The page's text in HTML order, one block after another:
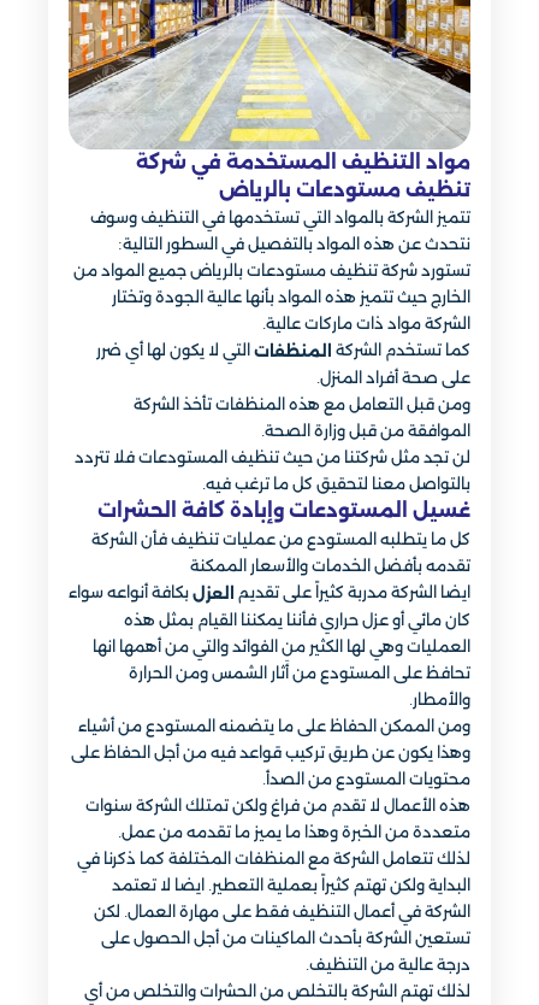
مواد التنظيف المستخدمة في شركة
تنظيف مستودعات بالرياض
تتميز الشركة بالمواد التي تستخدمها في التنظيف وسوف
نتحدث عن هذه المواد بالتفصيل في السطور التالية:
تستورد شركة تنظيف مستودعات بالرياض جميع المواد من
الخارج حيث تتميز هذه المواد بأنها عالية الجودة وتختار
الشركة مواد ذات ماركات عالية.
كما تستخدم الشركة
المنظفات التي لا يكون لها أي ضرر
على صحة أفراد المنزل.
ومن قبل التعامل مع هذه المنظفات تأخذ الشركة
الموافقة من قبل وزارة الصحة.
لن تجد مثل شركتنا من حيث تنظيف المستودعات فلا تتردد
بالتواصل معنا لتحقيق كل ما ترغب فيه.
غسيل المستودعات وإبادة كافة الحشرات
كل ما يتطلبه المستودع من عمليات تنظيف فأن الشركة
تقدمه بأفضل الخدمات والأسعار الممكنة
ايضا الشركة مدربة كثيراً على تقديم
العزل بكافة أنواعه سواء
كان مائي أو عزل حراري فأننا يمكننا القيام بمثل هذه
العمليات وهي لها الكثير من الفوائد والتي من أهمها انها
تحافظ على المستودع من أَثار الشمس ومن الحرارة
والأمطار.
ومن الممكن الحفاظ على ما يتضمنه المستودع من أشياء
وهذا يكون عن طريق تركيب قواعد فيه من أجل الحفاظ على
محتويات المستودع من الصدأ.
هذه الأعمال لا تقدم من فراغ ولكن تمتلك الشركة سنوات
متعددة من الخبرة وهذا ما يميز ما تقدمه من عمل.
لذلك تتعامل الشركة مع المنظفات المختلفة كما ذكرنا في
البداية ولكن تهتم كثيراً بعملية التعطير. ايضا لا تعتمد
الشركة في أعمال التنظيف فقط على مهارة العمال. لكن
تستعين الشركة بأحدث الماكينات من أجل الحصول على
درجة عالية من التنظيف.
لذلك تهتم الشركة بالتخلص من الحشرات والتخلص من أي